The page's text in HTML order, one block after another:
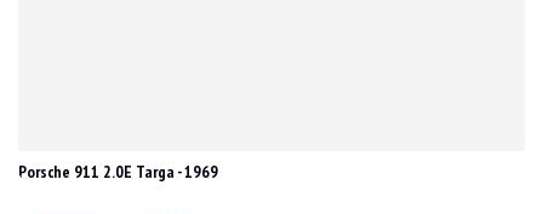
Porsche 911 2.0E Targa - 1969